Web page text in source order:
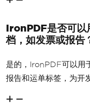
IronPDF是否可以
档，如发票或报告
是的，IronPDF可以用
报告和运单标签，为开